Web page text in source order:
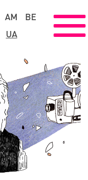
AM
BE
UA